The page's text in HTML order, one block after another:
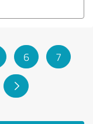
6 7